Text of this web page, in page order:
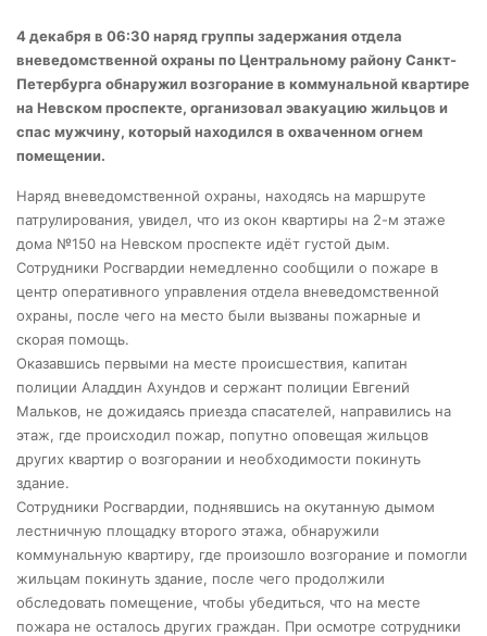
4 декабря в 06:30 наряд группы задержания отдела
вневедомственной охраны по Центральному району Санкт-
Петербурга обнаружил возгорание в коммунальной квартире
на Невском проспекте, организовал эвакуацию жильцов и
спас мужчину, который находился в охваченном огнем
помещении.
Наряд вневедомственной охраны, находясь на маршруте
патрулирования, увидел, что из окон квартиры на 2-м этаже
дома №150 на Невском проспекте идёт густой дым.
Сотрудники Росгвардии немедленно сообщили о пожаре в
центр оперативного управления отдела вневедомственной
охраны, после чего на место были вызваны пожарные и
скорая помощь.
Оказавшись первыми на месте происшествия, капитан
полиции Аладдин Ахундов и сержант полиции Евгений
Мальков, не дожидаясь приезда спасателей, направились на
этаж, где происходил пожар, попутно оповещая жильцов
других квартир о возгорании и необходимости покинуть
здание.
Сотрудники Росгвардии, поднявшись на окутанную дымом
лестничную площадку второго этажа, обнаружили
коммунальную квартиру, где произошло возгорание и помогли
жильцам покинуть здание, после чего продолжили
обследовать помещение, чтобы убедиться, что на месте
пожара не осталось других граждан. При осмотре сотрудники